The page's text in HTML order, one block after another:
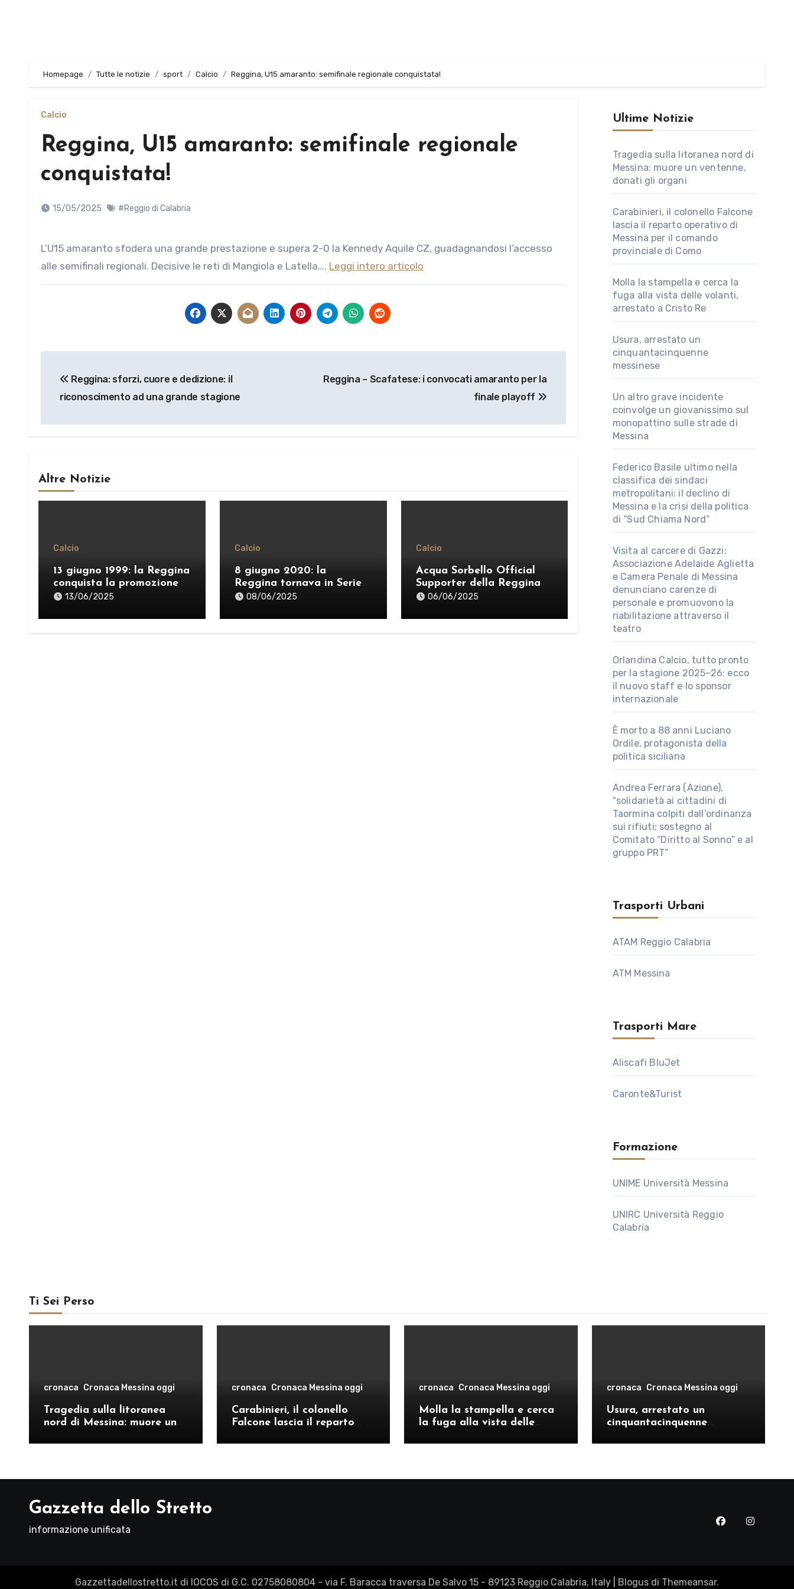
Homepage Tutte le notizie sport Calcio Reggina, U15 amaranto: semifinale regionale conquistata!
Calcio
Reggina, U15 amaranto: semifinale regionale
conquistata!
15/05/2025 #Reggio di Calabria
L’U15 amaranto sfodera una grande prestazione e supera 2-0 la Kennedy Aquile CZ, guadagnandosi l’accesso
alle semifinali regionali. Decisive le reti di Mangiola e Latella…. Leggi intero articolo
articoli
Reggina: sforzi, cuore e dedizione: il
riconoscimento ad una grande stagione
Reggina – Scafatese: i convocati amaranto per la
finale playoff
Altre Notizie
Calcio
13 giugno 1999: la Reggina
conquista la promozione
in Serie A
13/06/2025
Calcio
8 giugno 2020: la
Reggina tornava in Serie
B! 08/06/2025
Calcio
Acqua Sorbello Official
Supporter della Reggina
anche nella stagione 24 /
06/06/2025
Ultime Notizie
Tragedia sulla litoranea nord di
Messina: muore un ventenne,
donati gli organi
Carabinieri, il colonello Falcone
lascia il reparto operativo di
Messina per il comando
provinciale di Como
Molla la stampella e cerca la
fuga alla vista delle volanti,
arrestato a Cristo Re
Usura, arrestato un
cinquantacinquenne
messinese
Un altro grave incidente
coinvolge un giovanissimo sul
monopattino sulle strade di
Messina
Federico Basile ultimo nella
classifica dei sindaci
metropolitani: il declino di
Messina e la crisi della politica
di “Sud Chiama Nord”
Visita al carcere di Gazzi:
Associazione Adelaide Aglietta
e Camera Penale di Messina
denunciano carenze di
personale e promuovono la
riabilitazione attraverso il
teatro
Orlandina Calcio, tutto pronto
per la stagione 2025–26: ecco
il nuovo staff e lo sponsor
internazionale
È morto a 88 anni Luciano
Ordile, protagonista della
politica siciliana
Andrea Ferrara (Azione),
“solidarietà ai cittadini di
Taormina colpiti dall’ordinanza
sui rifiuti; sostegno al
Comitato “Diritto al Sonno” e al
gruppo PRT”
Trasporti Urbani
ATAM Reggio Calabria
ATM Messina
Trasporti Mare
Aliscafi BluJet
Caronte&Turist
Formazione
UNIME Università Messina
UNIRC Università Reggio
Calabria
Ti Sei Perso
cronaca Cronaca Messina oggi
Tragedia sulla litoranea
nord di Messina: muore un
cronaca Cronaca Messina oggi
Carabinieri, il colonello
Falcone lascia il reparto
comando provinciale di
cronaca Cronaca Messina oggi
Molla la stampella e cerca
la fuga alla vista delle
Re
cronaca Cronaca Messina oggi
Usura, arrestato un
cinquantacinquenne
Gazzetta dello Stretto
informazione unificata
Gazzettadellostretto.it di IOCOS di G.C. 02758080804 - via F. Baracca traversa De Salvo 15 - 89123 Reggio Calabria, Italy Blogus di Themeansar.